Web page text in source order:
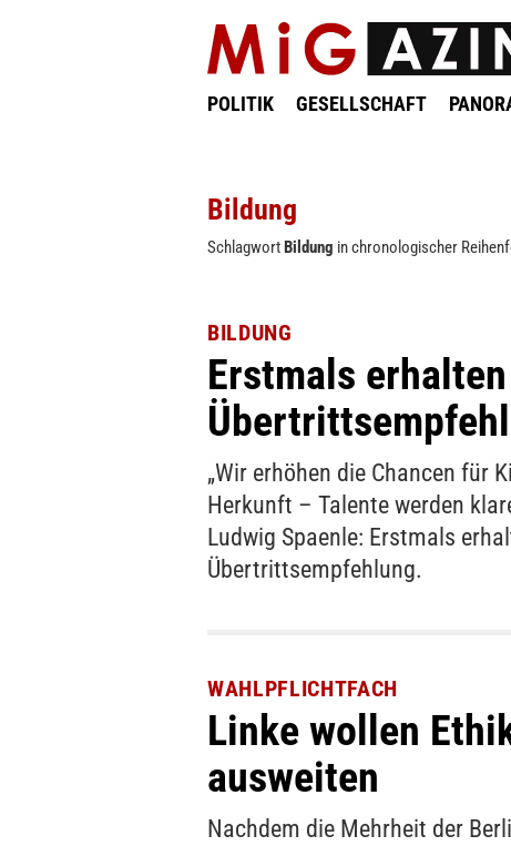
POLITIK GESELLSCHAFT
Bildung
SchlagwortBildung in chronologischer
BILDUNG
Erstmals
„Wir erhöhen die Chancen für
Herkunft – Talente werden
Ludwig Spaenle: Erstmals
Übertrittsempfehlung.
WAHLPFLICHTFACH
Linke wollen
ausweiten
Nachdem die Mehrheit der